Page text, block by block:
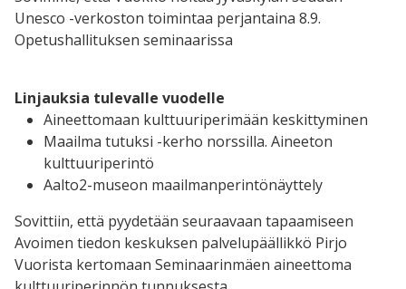
Unesco -verkoston toimintaa perjantaina 8.9.
Opetushallituksen seminaarissa
Linjauksia tulevalle vuodelle
Aineettomaan kulttuuriperimään keskittyminen
Maailma tutuksi -kerho norssilla. Aineeton
kulttuuriperintö
Aalto2-museon maailmanperintönäyttely
Sovittiin, että pyydetään seuraavaan tapaamiseen
Avoimen tiedon keskuksen palvelupäällikkö Pirjo
Vuorista kertomaan Seminaarinmäen aineettoma